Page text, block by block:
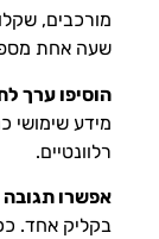
שעה אחת
הוסיפו ערך
מידע שימושי
רלוונטיים.
אפשרו
בקליק אחד.